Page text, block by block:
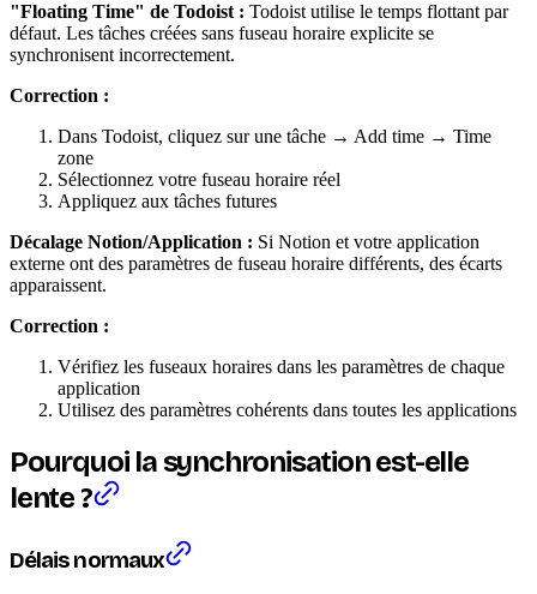
"Floating Time" de Todoist : Todoist utilise le temps flottant par
défaut. Les tâches créées sans fuseau horaire explicite se
synchronisent incorrectement.
Correction :
Dans Todoist, cliquez sur une tâche → Add time → Time
zone
Sélectionnez votre fuseau horaire réel
Appliquez aux tâches futures
Décalage Notion/Application : Si Notion et votre application
externe ont des paramètres de fuseau horaire différents, des écarts
apparaissent.
Correction :
Vérifiez les fuseaux horaires dans les paramètres de chaque
application
Utilisez des paramètres cohérents dans toutes les applications
Pourquoi la synchronisation est-elle
lente ?
Délais normaux